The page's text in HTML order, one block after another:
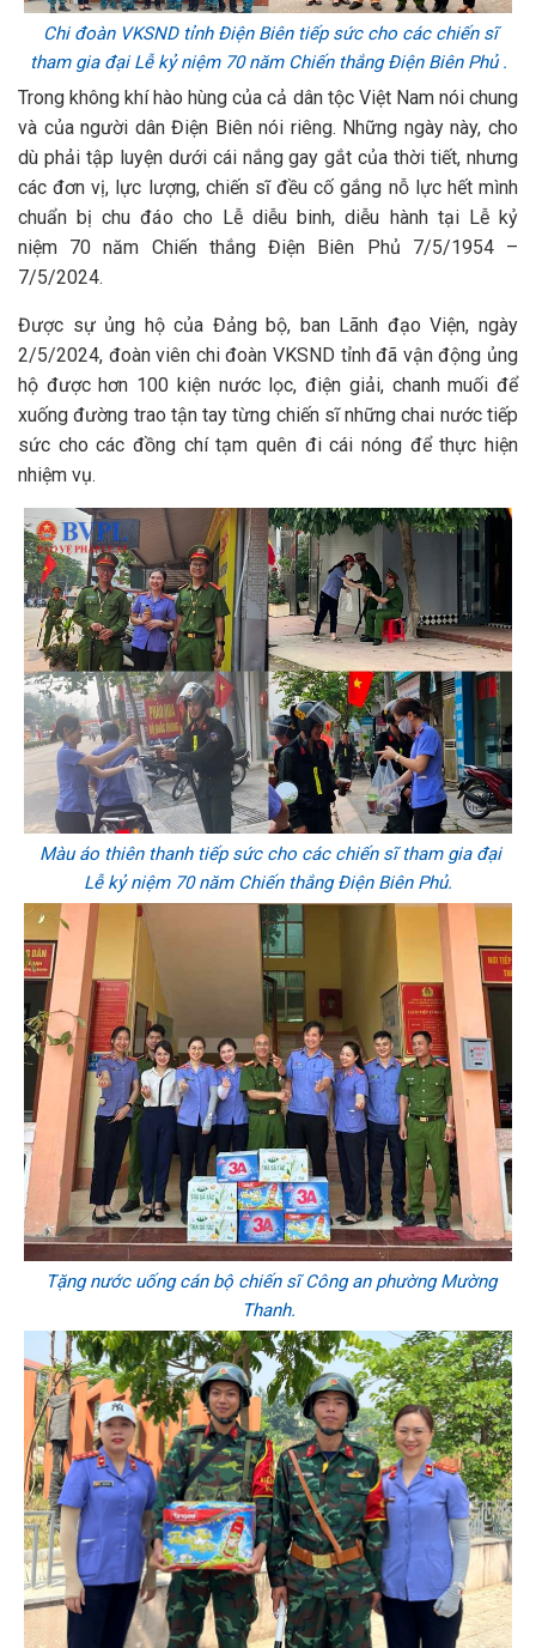
Chi đoàn VKSND tỉnh Điện Biên tiếp sức cho các chiến sĩ
tham gia đại Lễ kỷ niệm 70 năm Chiến thắng Điện Biên Phủ .
Trong không khí hào hùng của cả dân tộc Việt Nam nói chung
và của người dân Điện Biên nói riêng. Những ngày này, cho
dù phải tập luyện dưới cái nắng gay gắt của thời tiết, nhưng
các đơn vị, lực lượng, chiến sĩ đều cố gắng nỗ lực hết mình
chuẩn bị chu đáo cho Lễ diễu binh, diễu hành tại Lễ kỷ
niệm 70 năm Chiến thắng Điện Biên Phủ 7/5/1954 –
7/5/2024.
Được sự ủng hộ của Đảng bộ, ban Lãnh đạo Viện, ngày
2/5/2024, đoàn viên chi đoàn VKSND tỉnh đã vận động ủng
hộ được hơn 100 kiện nước lọc, điện giải, chanh muối để
xuống đường trao tận tay từng chiến sĩ những chai nước tiếp
sức cho các đồng chí tạm quên đi cái nóng để thực hiện
nhiệm vụ.
Màu áo thiên thanh tiếp sức cho các chiến sĩ tham gia đại
Lễ kỷ niệm 70 năm Chiến thắng Điện Biên Phủ.
Tặng nước uống cán bộ chiến sĩ Công an phường Mường
Thanh.